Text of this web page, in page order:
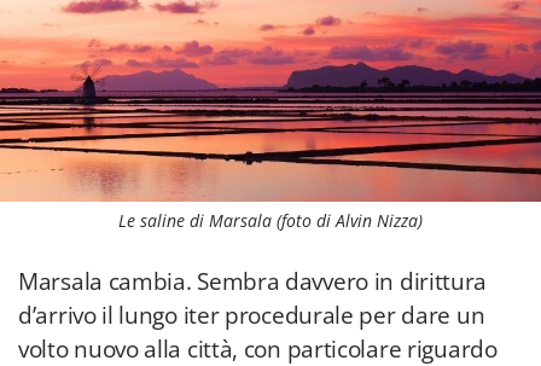
Le saline di Marsala (foto di Alvin Nizza)
Marsala cambia. Sembra davvero in dirittura
d’arrivo il lungo iter procedurale per dare un
volto nuovo alla città, con particolare riguardo